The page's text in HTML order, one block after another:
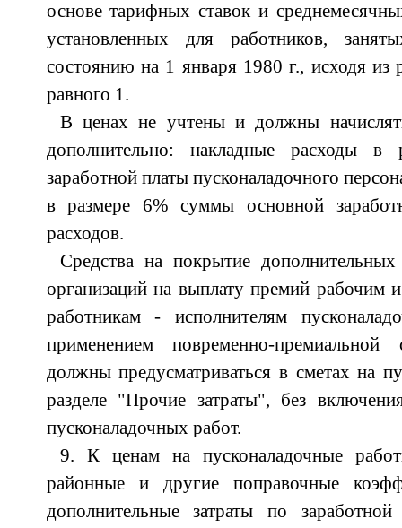
основе тарифных ставок и
установленных для работников,
состоянию на 1 января 1980 г., исходя из
равного 1.
В ценах не учтены и должны
дополнительно: накладные расходы в
заработной платы пусконаладочного
в размере 6% суммы основной
расходов.
Средства на покрытие дополнительных
организаций на выплату премий рабочим
работникам - исполнителям
применением повременно-
должны предусматриваться в сметах на
разделе "Прочие затраты", без
пусконаладочных работ.
9. К ценам на пусконаладочные
районные и другие поправочные
дополнительные затраты по